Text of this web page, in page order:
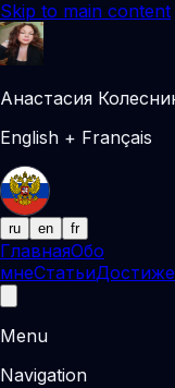
Skip to main content
Анастасия
English + Français
ru en fr
ГлавнаяОбо
мнеСтатьи
Menu
Navigation